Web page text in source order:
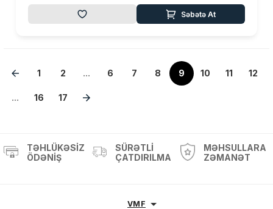
Səbətə At
1 2 ... 6 7 8 9 10 11 12
... 16 17
TƏHLÜKƏSIZ
ÖDƏNIŞ
SÜRƏTLI
ÇATDIRILMA
MƏHSULLARA
ZƏMANƏT
VMF